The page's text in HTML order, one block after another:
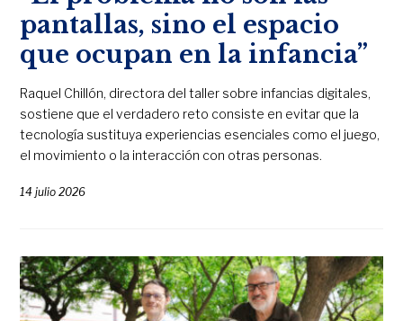
pantallas, sino el espacio
que ocupan en la infancia”
Raquel Chillón, directora del taller sobre infancias digitales,
sostiene que el verdadero reto consiste en evitar que la
tecnología sustituya experiencias esenciales como el juego,
el movimiento o la interacción con otras personas.
14 julio 2026